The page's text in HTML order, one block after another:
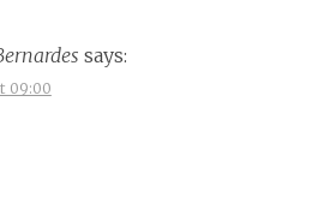
says:
09:00